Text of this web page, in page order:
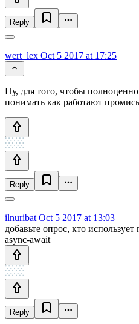
Reply
wert_lex Oct 5 2017 at 17:25
Ну, для того, чтобы полноценно
понимать как работают
Reply
ilnuribat Oct 5 2017 at 13:03
добавьте опрос, кто
async-await
Reply